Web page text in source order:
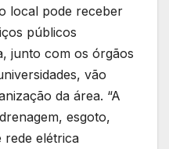
local pode receber
públicos
junto com os órgãos
vão
da área. “A
esgoto,
rede elétrica